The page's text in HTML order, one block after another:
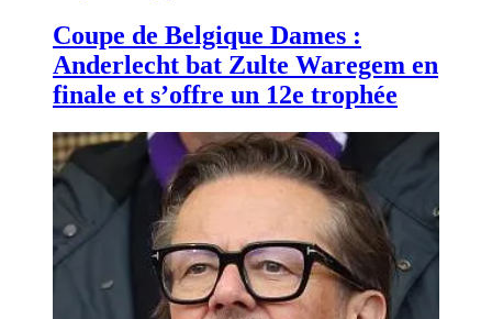
Coupe de Belgique Dames :
Anderlecht bat Zulte Waregem en
finale et s’offre un 12e trophée